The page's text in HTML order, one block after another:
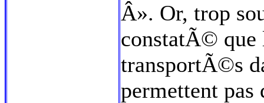
Â». Or, trop
constatÃ© que
transportÃ©s
permettent pas